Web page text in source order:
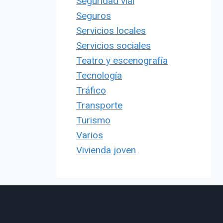
Seguros
Servicios locales
Servicios sociales
Teatro y escenografía
Tecnología
Tráfico
Transporte
Turismo
Varios
Vivienda joven